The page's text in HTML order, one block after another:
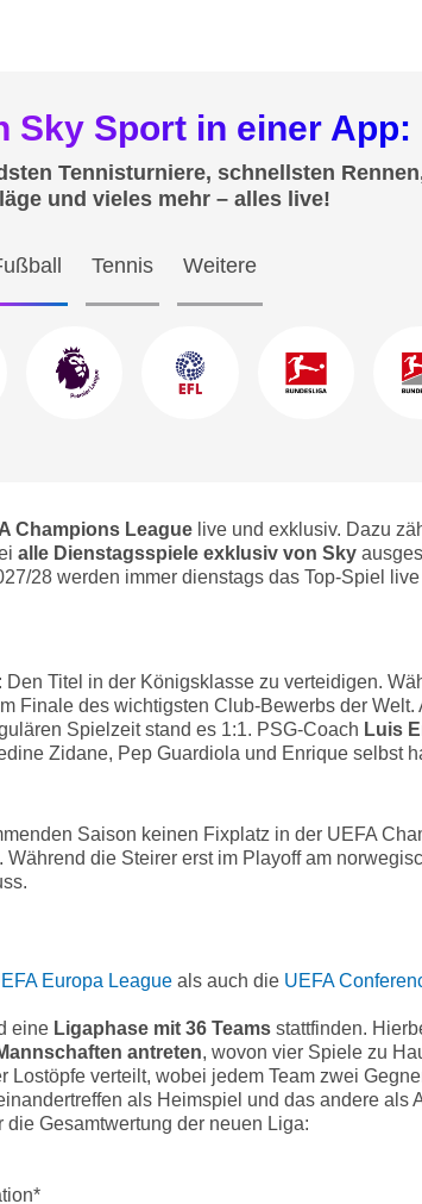
Sky Sport in einer App:
Tennisturniere, schnellsten
und vieles mehr – alles live!
Tennis Weitere
Champions Leaguelive und exklusiv. Dazu
alle Dienstagsspiele exklusiv von Sky
28 werden immer dienstags das Top-Spiel
Titel in der Königsklasse zu verteidigen.
Finale des wichtigsten Club-Bewerbs der
Spielzeit stand es 1:1. PSG-Coach Luis
Zidane, Pep Guardiola und Enrique selbst
Saison keinen Fixplatz in der UEFA
die Steirer erst im Playoff am
Europa Leagueals auch die UEFA
eineLigaphase mit 36 Teamsstattfinden.
antreten, wovon vier Spiele zu
verteilt, wobei jedem Team zwei
als Heimspiel und das andere als
Gesamtwertung der neuen Liga: